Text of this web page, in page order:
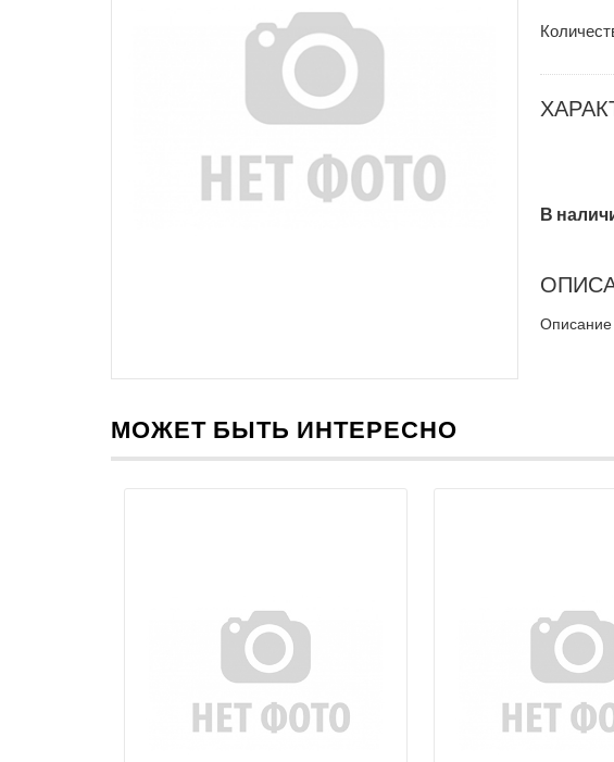
В
Описание
МОЖЕТ БЫТЬ ИНТЕРЕСНО